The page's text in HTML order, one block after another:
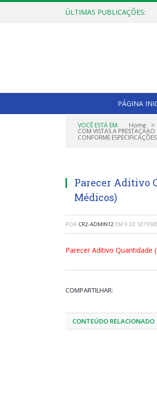
ÚLTIMAS PUBLICAÇÕES:
PÁGINA
VOCÊ ESTÁ EM: Home »
COM VISTAS A
CONFORME
Parecer Aditivo
Médicos)
POR CR2-ADMIN12 EM 9 DE
Parecer Aditivo Quantidade
COMPARTILHAR:
CONTEÚDO RELACIONADO